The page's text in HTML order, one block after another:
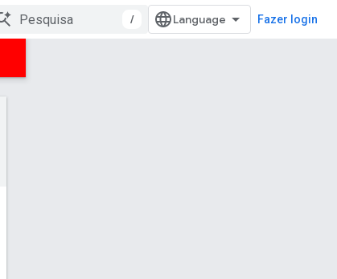
/ Fazer login